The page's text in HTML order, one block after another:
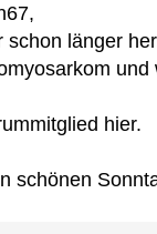
schon länger
hier.
schönen